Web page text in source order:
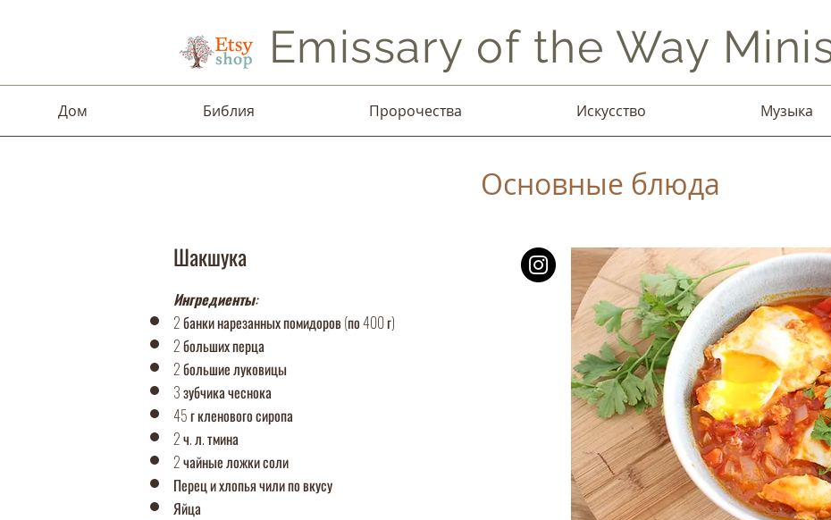
Emissary of the Way
Дом Библия Пророчества Искусство Музыка
Основные блюда
Шакшука
Ингредиенты:
2 банки нарезанных помидоров (по 400 г)
2 больших перца
2 большие луковицы
3 зубчика чеснока
45 г кленового сиропа
2 ч. л. тмина
2 чайные ложки соли
Перец и хлопья чили по вкусу
Яйца